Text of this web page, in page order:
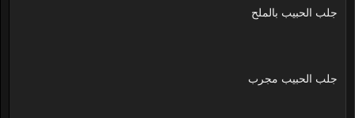
جلب الحبيب بالملح
جلب الحبيب مجرب